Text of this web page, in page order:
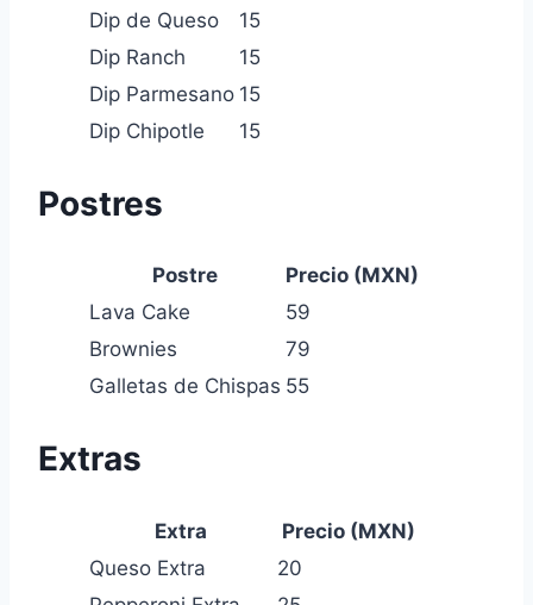
Dip de Queso
15
Dip Ranch
15
Dip Parmesano 15
Dip Chipotle
15
Postres
Postre
Precio (MXN)
Lava Cake
59
Brownies
79
Galletas de Chispas 55
Extras
Extra
Precio (MXN)
Queso Extra
20